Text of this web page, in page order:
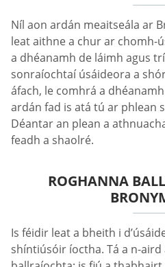
Níl aon ardán meaitseála ar
leat aithne a chur ar chomh-
a dhéanamh de láimh agus
sonraíochtaí úsáideora a
áfach, le comhrá a
ardán fad is atá tú ar phlean
Déantar an plean a
feadh a shaolré.
ROGHANNA
Is féidir leat a bheith i
shíntiúsóir íoctha. Tá a n-aird